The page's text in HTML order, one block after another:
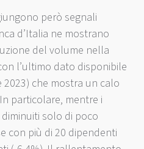
però segnali
d’Italia ne mostrano
del volume nella
l’ultimo dato disponibile
che mostra un calo
particolare, mentre i
solo di poco
con più di 20 dipendenti